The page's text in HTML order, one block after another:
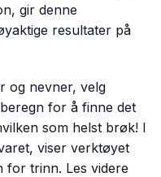
gir denne
resultater på
og nevner, velg
for å finne det
som helst brøk! I
viser verktøyet
for trinn. Les videre